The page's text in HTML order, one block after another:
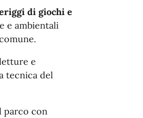
di giochi e
e ambientali
e
tecnica del
parco con